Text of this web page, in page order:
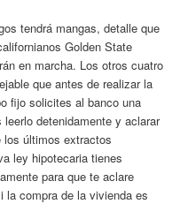
tendrá mangas, detalle que
Golden State
en marcha. Los otros cuatro
que antes de realizar la
fijo solicites al banco una
detenidamente y aclarar
los últimos extractos
ley hipotecaria tienes
para que te aclare
la compra de la vivienda es